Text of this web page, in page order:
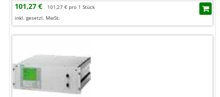
101,27 €
101,27 € pro 1 Stück
inkl. gesetzl. MwSt.